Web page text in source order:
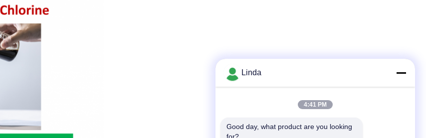
Linda
4:41 PM
Good day, what product are you looking